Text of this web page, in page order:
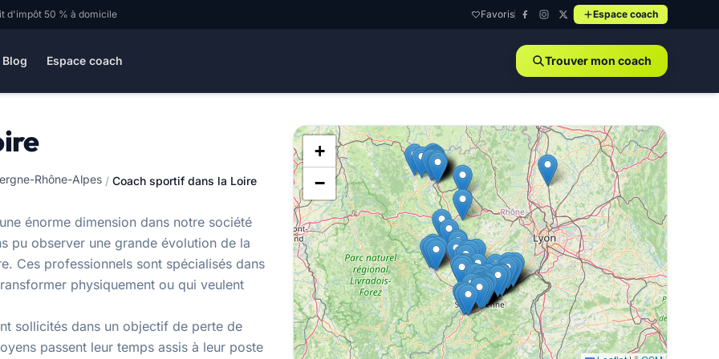
d'impôt 50 % à domicile Favoris Espace coach
Blog Espace coach Trouver mon coach
Rhône-Alpes / Coach sportif dans la Loire
énorme dimension dans notre société
pu observer une grande évolution de la
Ces professionnels sont spécialisés dans
physiquement ou qui veulent
sollicités dans un objectif de perte de
passent leur temps assis à leur poste
+
−